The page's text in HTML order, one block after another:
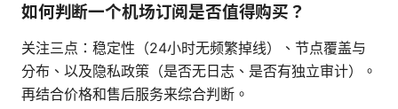
如何判断一个机场订阅是否值得购买？
关注三点：稳定性（24小时无频繁掉线）、节点覆盖与
分布、以及隐私政策（是否无日志、是否有独立审计）。
再结合价格和售后服务来综合判断。